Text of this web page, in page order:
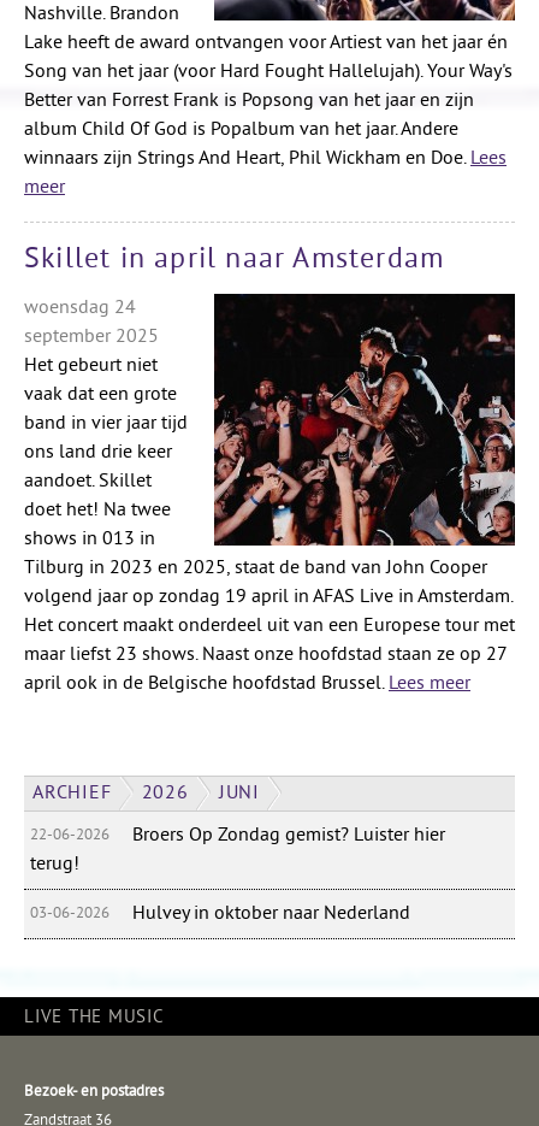
Nashville. Brandon
Lake heeft de award ontvangen voor Artiest van het jaar én
Song van het jaar (voor Hard Fought Hallelujah). Your Way's
Better van Forrest Frank is Popsong van het jaar en zijn
album Child Of God is Popalbum van het jaar. Andere
winnaars zijn Strings And Heart, Phil Wickham en Doe. Lees
meer
Skillet in april naar Amsterdam
woensdag 24
september 2025
Het gebeurt niet
vaak dat een grote
band in vier jaar tijd
ons land drie keer
aandoet. Skillet
doet het! Na twee
shows in 013 in
Tilburg in 2023 en 2025, staat de band van John Cooper
volgend jaar op zondag 19 april in AFAS Live in Amsterdam.
Het concert maakt onderdeel uit van een Europese tour met
maar liefst 23 shows. Naast onze hoofdstad staan ze op 27
april ook in de Belgische hoofdstad Brussel. Lees meer
ARCHIEF 2026 JUNI
22-06-2026
Broers Op Zondag gemist? Luister hier
terug!
03-06-2026 Hulvey in oktober naar Nederland
LIVE THE MUSIC
Bezoek- en postadres
Zandstraat 36